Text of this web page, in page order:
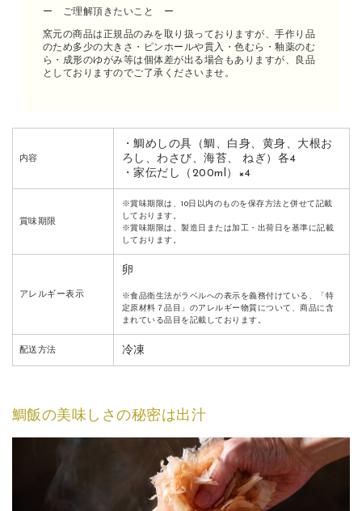
ー ご理解頂きたいこと ー
窯元の商品は正規品のみを取り扱っておりますが、手作り品
のため多少の大きさ・ピンホールや貫入・色むら・釉薬のむ
ら・成形のゆがみ等は個体差が出る場合もありますが、良品
としておりますのでご了承くださいませ。
内容
・鯛めしの具（鯛、白身、黄身、大根お
ろし、わさび、海苔、 ねぎ）各4
・家伝だし（200ml）×4
賞味期限
※賞味期限は、10日以内のものを保存方法と併せて記載
しております。
※賞味期限は、製造日または加工・出荷日を基準に記載
しております。
アレルギー表示
卵
※食品衛生法がラベルへの表示を義務付けている、「特
定原材料７品目」のアレルギー物質について、商品に含
まれている品目を記載しております。
配送方法 冷凍
鯛飯の美味しさの秘密は出汁